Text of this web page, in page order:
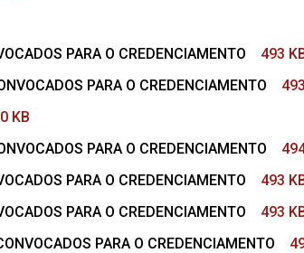
PARA O CREDENCIAMENTO
493
PARA O CREDENCIAMENTO
KB
PARA O CREDENCIAMENTO
PARA O CREDENCIAMENTO
493
PARA O CREDENCIAMENTO
493
PARA O CREDENCIAMENTO